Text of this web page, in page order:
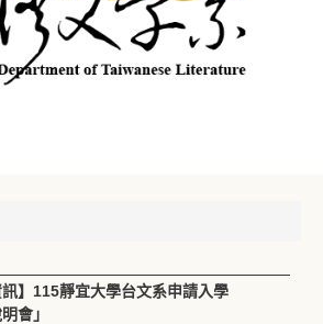
訊】115靜宜大學台文系申請入學
會」